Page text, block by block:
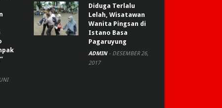
Diduga Terlalu
Lelah, Wisatawan
Wanita Pingsan di
Istano Basa
Pagaruyung
ADMIN - DESEMBER 26,
2017